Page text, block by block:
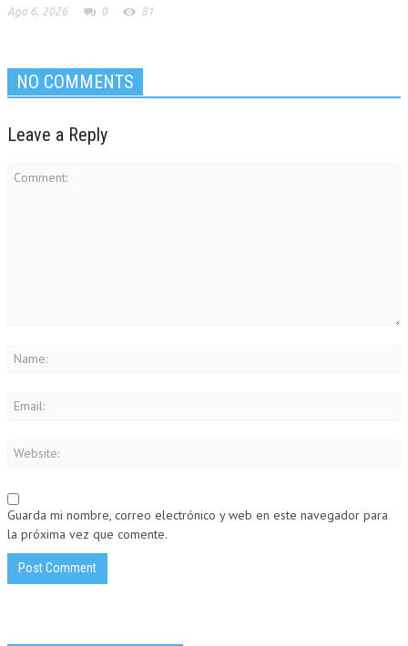
Ago 6, 2026 0 81
NO COMMENTS
Leave a Reply
Guarda mi nombre, correo electrónico y web en este navegador para
la próxima vez que comente.